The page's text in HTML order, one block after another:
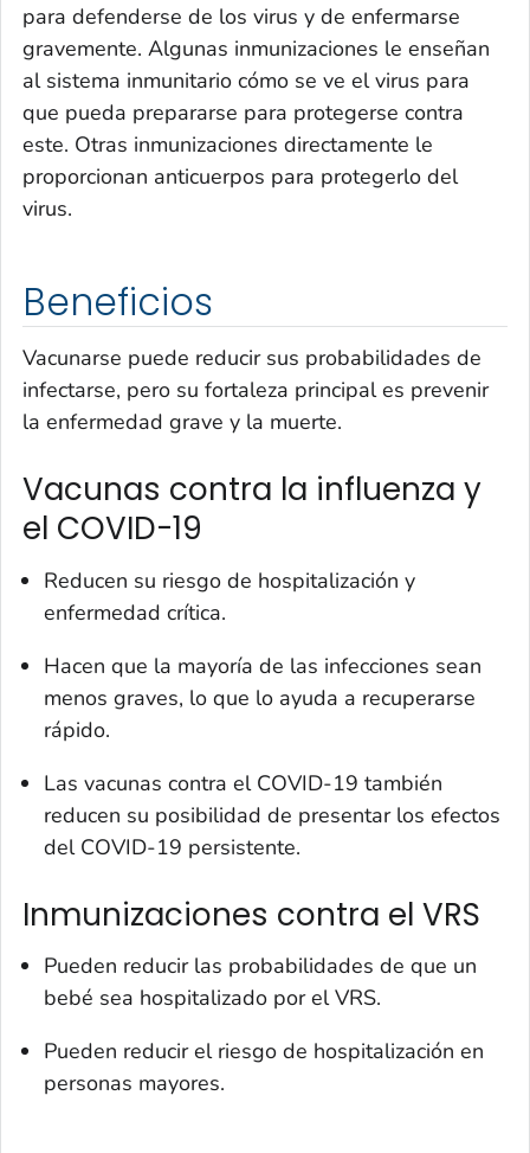
para defenderse de los virus y de enfermarse
gravemente. Algunas inmunizaciones le enseñan
al sistema inmunitario cómo se ve el virus para
que pueda prepararse para protegerse contra
este. Otras inmunizaciones directamente le
proporcionan anticuerpos para protegerlo del
virus.
Beneficios
Vacunarse puede reducir sus probabilidades de
infectarse, pero su fortaleza principal es prevenir
la enfermedad grave y la muerte.
Vacunas contra la influenza y
el COVID-19
Reducen su riesgo de hospitalización y
enfermedad crítica.
Hacen que la mayoría de las infecciones sean
menos graves, lo que lo ayuda a recuperarse
rápido.
Las vacunas contra el COVID-19 también
reducen su posibilidad de presentar los efectos
del COVID-19 persistente.
Inmunizaciones contra el VRS
Pueden reducir las probabilidades de que un
bebé sea hospitalizado por el VRS.
Pueden reducir el riesgo de hospitalización en
personas mayores.